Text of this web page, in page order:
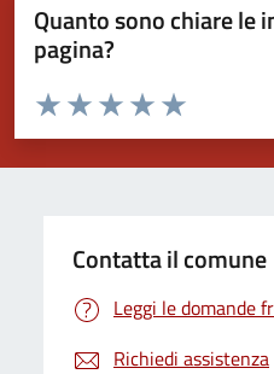
Quanto sono chiare le
pagina?
Valuta da 1 a 5 stelle la pagina
Valuta 5
Valuta 4 stelle su
Valuta 3 stelle su 5
Valuta 2 stelle su 5
Valuta 1 stelle su 5
Contatta il comune
Leggi le domande
Richiedi assistenza